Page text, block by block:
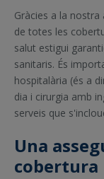
Gràcies a la
de totes les
salut estigui
sanitaris. És
hospitalària (és a
dia i cirurgia amb
serveis que
Una
cobertura